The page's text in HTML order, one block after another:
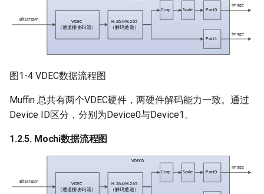
3.26.
MI_VDEC_FrameDroppedEvtInfo_t
MI_VDEC_EventData_t
4. 错误码
5.2. echo
图1-4 VDEC数据流程图
Muffin 总共有两个VDEC硬件，两硬件解码能力一致。通过
Device ID区分，分别为Device0与Device1。
1.2.5. Mochi数据流程图